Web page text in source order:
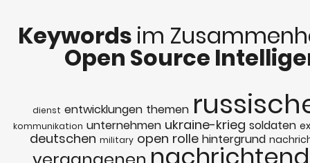
Keywords im
Open Source
dienst entwicklungen themen
kommunikation unternehmen ukraine-krieg soldaten
deutschen military open rolle hintergrund